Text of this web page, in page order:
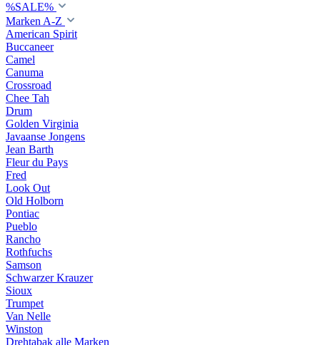
%SALE%
Marken A-Z
American Spirit
Buccaneer
Camel
Canuma
Crossroad
Сhee Tah
Drum
Golden Virginia
Javaanse Jongens
Jean Barth
Fleur du Pays
Fred
Look Out
Old Holborn
Pontiac
Pueblo
Rancho
Rothfuchs
Samson
Schwarzer Krauzer
Sioux
Trumpet
Van Nelle
Winston
Drehtabak alle Marken